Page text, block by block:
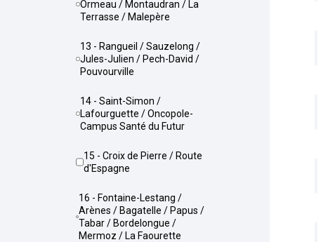
Ormeau / Montaudran / La
Terrasse / Malepère
13 - Rangueil / Sauzelong /
Jules-Julien / Pech-David /
Pouvourville
14 - Saint-Simon /
Lafourguette / Oncopole-
Campus Santé du Futur
15 - Croix de Pierre / Route
d'Espagne
16 - Fontaine-Lestang /
Arènes / Bagatelle / Papus /
Tabar / Bordelongue /
Mermoz / La Faourette